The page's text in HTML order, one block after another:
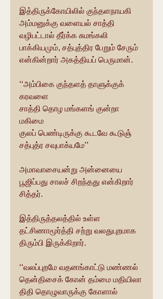
இத்திருக்கோயிலில் குந்தளநாயகி
அம்மனுக்கு வளையல் சாத்தி
வழிபட்டால் தீர்க்க சுமங்கலி
பாக்கியமும், சத்புத்திர பேறும் சேரும்
என்கின்றார் அகத்தியப் பெருமான்.
‘‘அம்பிகை குந்தளத் தாளுக்குக்
கரவளை
சாத்தி தொழ மங்களங் குன்றா
மகிமை
குலப் பெண்டிருக்கு கூடவே கூடுஞ்
சத்புத்ர சவுபாக்யமே’’
அமாவாசையன்று அன்னையை
பூஜிப்பது சாலச் சிறந்தது என்கிறார்
சித்தர்.
இத்திருத்தலத்தில் உள்ள
தட்சிணாமூர்த்தி சற்று வலதுபுறமாக
திரும்பி இருக்கிறார்.
‘‘வலப்புறமே வதனங்காட்டு மண்ணல்
தென்திசைக் கோன் தம்மை மதியிலா
திதி தொழுவாருக்கு கோளால்